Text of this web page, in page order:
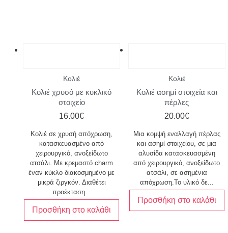
Κολιέ
Κολιέ χρυσό με κυκλικό
στοιχείο
16.00€
Κολιέ σε χρυσή απόχρωση,
κατασκευασμένο από
χειρουργικό, ανοξείδωτο
ατσάλι. Με κρεμαστό charm
έναν κύκλο διακοσμημένο με
μικρά ζιργκόν. Διαθέτει
προέκταση...
Προσθήκη στο καλάθι
Κολιέ
Κολιέ ασημί στοιχεία και
πέρλες
20.00€
Μια κομψή εναλλαγή πέρλας
και ασημί στοιχείου, σε μια
αλυσίδα κατασκευασμένη
από χειρουργικό, ανοξείδωτο
ατσάλι, σε ασημένια
απόχρωση.Το υλικό δε...
Προσθήκη στο καλάθι